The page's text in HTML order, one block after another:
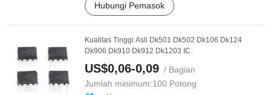
Hubungi Pemasok
Kualitas Tinggi Asli Dk501 Dk502 Dk106 Dk124
Dk906 Dk910 Dk912 Dk1203 IC
US$0,06-0,09 / Bagian
Jumlah minimum:100 Potong